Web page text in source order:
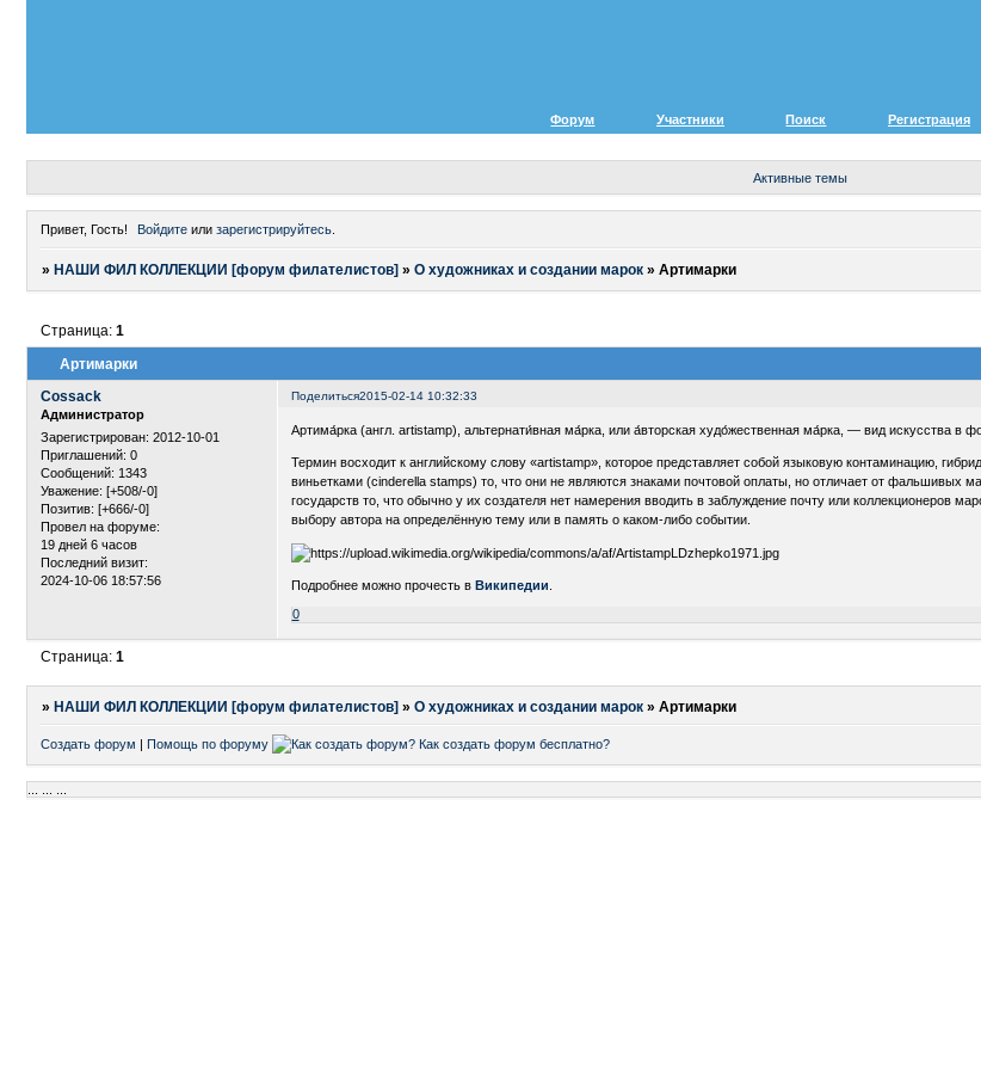
Форум Участники Поиск Регистрация
Активные темы
Привет, Гость! Войдите или зарегистрируйтесь
» НАШИ ФИЛ КОЛЛЕКЦИИ [форум филателистов] » О художниках и создании марок » Артимарки
Артимарки
Страница: 1
Поделиться2015-02-14 10:32:33
Cossack
Администратор
Зарегистрирован: 2012-10-01
Приглашений: 0
Сообщений: 1343
Уважение: [+508/-0]
Позитив: [+666/-0]
Провел на форуме:
19 дней 6 часов
Последний визит:
2024-10-06 18:57:56
Артима́рка (англ. artistamp), альтернати́вная ма́рка, или а́вторская худо́жественная ма́рка, — вид искусства в
Термин восходит к английскому слову «artistamp», которое представляет собой языковую контаминацию,
виньетками (cinderella stamps) то, что они не являются знаками почтовой оплаты, но отличает от фальшивых
государств то, что обычно у их создателя нет намерения вводить в заблуждение почту или коллекционеров
выбору автора на определённую тему или в память о каком-либо событии.
Подробнее можно прочесть в Википедии
0
Страница: 1
» НАШИ ФИЛ КОЛЛЕКЦИИ [форум филателистов] » О художниках и создании марок » Артимарки
Создать форум Помощь по форуму